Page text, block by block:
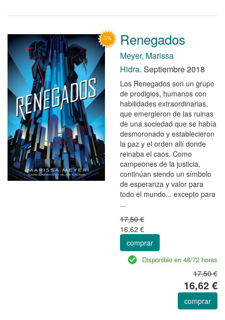
Renegados
Meyer, Marissa
Hidra. Septiembre 2018
Los Renegados son un grupo
de prodigios, humanos con
habilidades extraordinarias,
que emergieron de las ruinas
de una sociedad que se había
desmoronado y establecieron
la paz y el orden allí donde
reinaba el caos. Como
campeones de la justicia,
continúan siendo un símbolo
de esperanza y valor para
todo el mundo... excepto para
...
17,50 €
16,62 €
comprar
Disponible en 48/72 horas
17,50 €
16,62 €
comprar